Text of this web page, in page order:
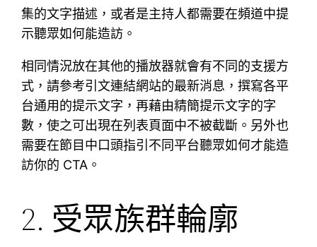
集的文字描述，或者是主持人都需要在頻道中提
示聽眾如何能造訪。
相同情況放在其他的播放器就會有不同的支援方
式，請參考引文連結網站的最新消息，撰寫各平
台通用的提示文字，再藉由精簡提示文字的字
數，使之可出現在列表頁面中不被截斷。另外也
需要在節目中口頭指引不同平台聽眾如何才能造
訪你的 CTA。
2. 受眾族群輪廓